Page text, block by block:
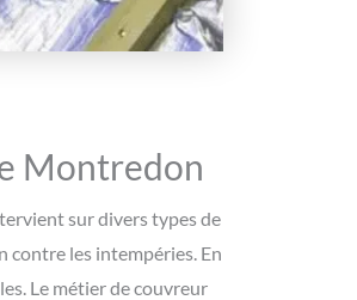
Montredon
sur divers types de
contre les intempéries. En
Le métier de couvreur